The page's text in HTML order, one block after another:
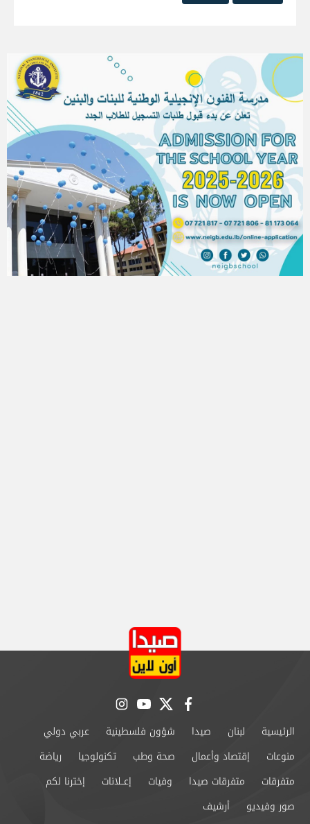
facebook
twitter
youtube
instagram
الرئيسية لبنان صيدا شؤون فلسطينية
عربي دولي
منوعات
إقتصاد وأعمال صحة وطب تكنولوجيا
رياضة
متفرقات
متفرقات صيدا وفيات إعــلانات
إخترنا لكم
صور وفيديو
أرشيف